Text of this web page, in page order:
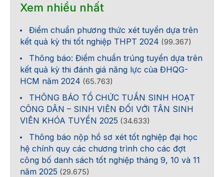
Xem nhiều nhất
Điểm chuẩn phương thức xét tuyển dựa trên
kết quả kỳ thi tốt nghiệp THPT 2024 (99.367)
Thông báo: Điểm chuẩn trúng tuyển dựa trên
kết quả kỳ thi đánh giá năng lực của ĐHQG-
HCM năm 2024 (65.763)
THÔNG BÁO TỔ CHỨC TUẦN SINH HOẠT
CÔNG DÂN – SINH VIÊN ĐỐI VỚI TÂN SINH
VIÊN KHÓA TUYỂN 2025 (34.633)
Thông báo nộp hồ sơ xét tốt nghiệp đại học
hệ chính quy các chương trình cho các đợt
công bố danh sách tốt nghiệp tháng 9, 10 và 11
năm 2025 (29.675)